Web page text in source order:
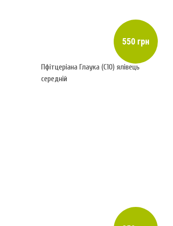
550 грн
Пфітцеріана Глаука (С10) ялівець
середній